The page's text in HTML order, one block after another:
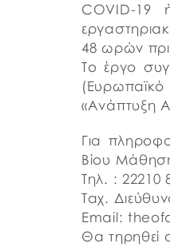
COVID-19
48 ωρών
Το έργο
(Ευρωπαϊκό
«Ανάπτυξη
Για
Βίου
Τηλ. : 22210
Ταχ.
Email:
Θα τηρηθεί